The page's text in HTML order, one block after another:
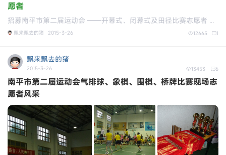
愿者
招募南平市第二届运动会 ——开幕式、闭幕式及田径比赛志愿者 ...
飘来飘去的猪 2015-3-26 1
12665
飘来飘去的猪
2015-3-26 6
13453
南平市第二届运动会气排球、象棋、围棋、桥牌比赛现场志
愿者风采